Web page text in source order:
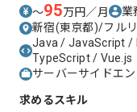
〜95万円／月 業
新宿(東京都)/フル
Java / JavaScript /
TypeScript / Vue.js
サーバーサイドエ
求めるスキル